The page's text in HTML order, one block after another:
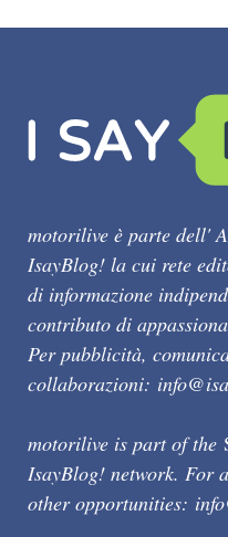
motorilive è parte dell'
IsayBlog! la cui rete
di informazione
contributo di
Per pubblicità,
collaborazioni:
motorilive is part of the
IsayBlog! network. For
other opportunities: